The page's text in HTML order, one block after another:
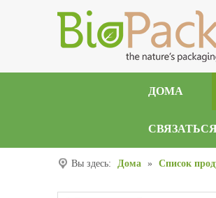
ДОМА
Вы здесь: Дома » Список